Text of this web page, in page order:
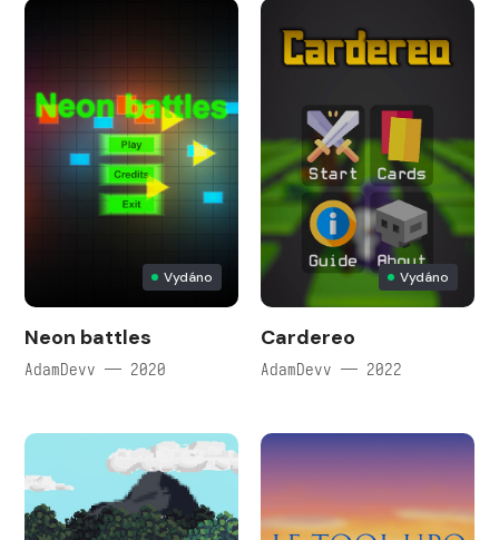
Vydáno
Neon battles
AdamDevv — 2020
Vydáno
Cardereo
AdamDevv — 2022